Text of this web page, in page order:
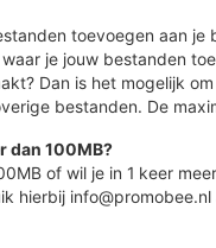
toevoegen aan
je jouw bestanden
Dan is het mogelijk
bestanden. De
dan 100MB?
of wil je in 1 keer
hierbij